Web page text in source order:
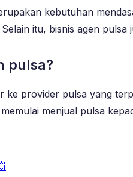
kebutuhan
itu, bisnis agen pulsa
pulsa?
provider pulsa yang
menjual pulsa